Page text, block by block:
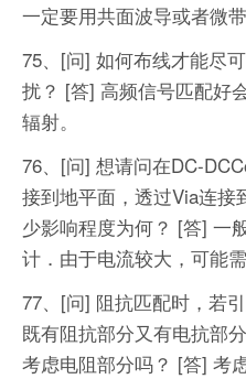
一定要用共面波导或者微
75、[问] 如何布线才能尽
扰？ [答] 高频信号匹配好
辐射。
76、[问] 想请问在DC-
接到地平面，透过Via连接
少影响程度为何？ [答] 一
计．由于电流较大，可能
77、[问] 阻抗匹配时，若
既有阻抗部分又有电抗部
考虑电阻部分吗？ [答] 考